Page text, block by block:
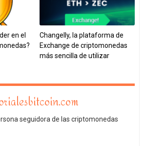
en el
Changelly, la plataforma de
Exchange de criptomonedas
más sencilla de utilizar
seguidora de las criptomonedas